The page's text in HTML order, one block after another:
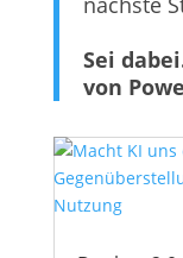
Sei
von